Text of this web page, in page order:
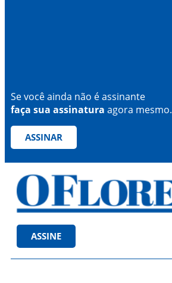
Se você ainda não é assinante
faça sua assinatura agora mesmo.
ASSINAR
ASSINE